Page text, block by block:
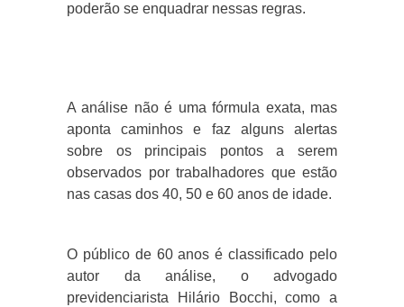
poderão se enquadrar nessas regras.
A análise não é uma fórmula exata, mas
aponta caminhos e faz alguns alertas
sobre os principais pontos a serem
observados por trabalhadores que estão
nas casas dos 40, 50 e 60 anos de idade.
O público de 60 anos é classificado pelo
autor da análise, o advogado
previdenciarista Hilário Bocchi, como a